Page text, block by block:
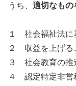
うち、 適切なもの
１ 社会福祉法に
２ 収益を上げる
３ 社会教育の推
４ 認定特定非営